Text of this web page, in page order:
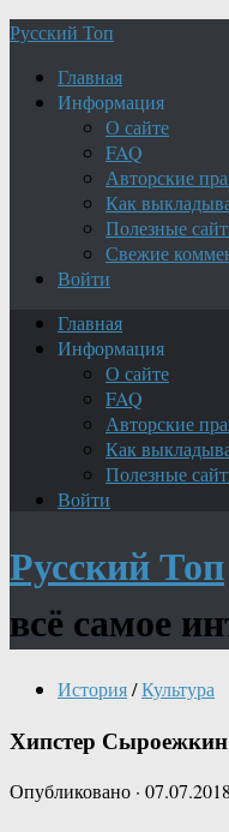
Русский Топ
Главная
Информация
О сайте
FAQ
Авторские
Как
Полезные
Свежие
Войти
Главная
Информация
О сайте
FAQ
Авторские
Как
Полезные
Войти
Русский Топ
всё самое
История/Культура
Хипстер
Опубликовано · 07.07.2018